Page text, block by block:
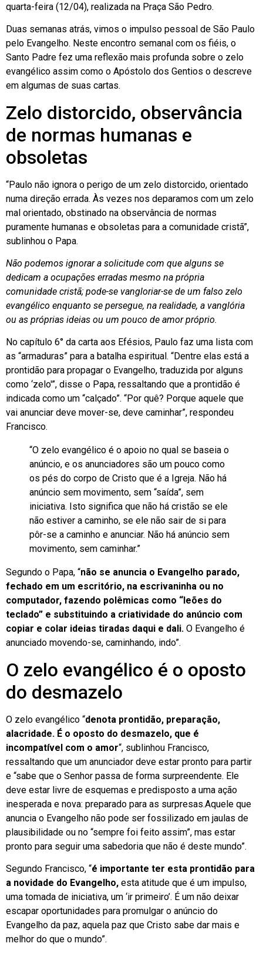
quarta-feira (12/04), realizada na Praça São Pedro.
Duas semanas atrás, vimos o impulso pessoal de São Paulo
pelo Evangelho. Neste encontro semanal com os fiéis, o
Santo Padre fez uma reflexão mais profunda sobre o zelo
evangélico assim como o Apóstolo dos Gentios o descreve
em algumas de suas cartas.
Zelo distorcido, observância
de normas humanas e
obsoletas
“Paulo não ignora o perigo de um zelo distorcido, orientado
numa direção errada. Às vezes nos deparamos com um zelo
mal orientado, obstinado na observância de normas
puramente humanas e obsoletas para a comunidade cristã”,
sublinhou o Papa.
Não podemos ignorar a solicitude com que alguns se
dedicam a ocupações erradas mesmo na própria
comunidade cristã; pode-se vangloriar-se de um falso zelo
evangélico enquanto se persegue, na realidade, a vanglória
ou as próprias ideias ou um pouco de amor próprio.
No capítulo 6° da carta aos Efésios, Paulo faz uma lista com
as “armaduras” para a batalha espiritual. “Dentre elas está a
prontidão para propagar o Evangelho, traduzida por alguns
como ‘zelo'”, disse o Papa, ressaltando que a prontidão é
indicada como um “calçado”. “Por quê? Porque aquele que
vai anunciar deve mover-se, deve caminhar”, respondeu
Francisco.
“O zelo evangélico é o apoio no qual se baseia o
anúncio, e os anunciadores são um pouco como
os pés do corpo de Cristo que é a Igreja. Não há
anúncio sem movimento, sem “saída”, sem
iniciativa. Isto significa que não há cristão se ele
não estiver a caminho, se ele não sair de si para
pôr-se a caminho e anunciar. Não há anúncio sem
movimento, sem caminhar.”
Segundo o Papa, “não se anuncia o Evangelho parado,
fechado em um escritório, na escrivaninha ou no
computador, fazendo polêmicas como “leões do
teclado” e substituindo a criatividade do anúncio com
copiar e colar ideias tiradas daqui e dali. O Evangelho é
anunciado movendo-se, caminhando, indo”.
O zelo evangélico é o oposto
do desmazelo
O zelo evangélico “denota prontidão, preparação,
alacridade. É o oposto do desmazelo, que é
incompatível com o amor“, sublinhou Francisco,
ressaltando que um anunciador deve estar pronto para partir
e “sabe que o Senhor passa de forma surpreendente. Ele
deve estar livre de esquemas e predisposto a uma ação
inesperada e nova: preparado para as surpresas.Aquele que
anuncia o Evangelho não pode ser fossilizado em jaulas de
plausibilidade ou no “sempre foi feito assim”, mas estar
pronto para seguir uma sabedoria que não é deste mundo”.
Segundo Francisco, “é importante ter esta prontidão para
a novidade do Evangelho, esta atitude que é um impulso,
uma tomada de iniciativa, um ‘ir primeiro’. É um não deixar
escapar oportunidades para promulgar o anúncio do
Evangelho da paz, aquela paz que Cristo sabe dar mais e
melhor do que o mundo”.